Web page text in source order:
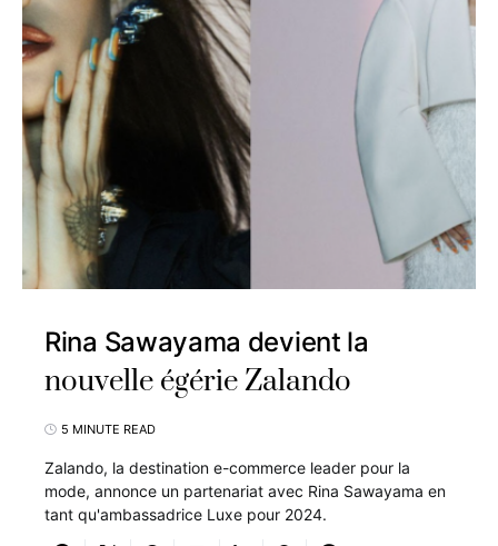
Rina Sawayama devient la
nouvelle égérie Zalando
5 MINUTE READ
Zalando, la destination e-commerce leader pour la
mode, annonce un partenariat avec Rina Sawayama en
tant qu'ambassadrice Luxe pour 2024.